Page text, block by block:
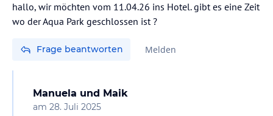
hallo, wir möchten vom 11.04.26 ins Hotel. gibt es eine Zeit
wo der Aqua Park geschlossen ist ?
Frage beantworten Melden
Manuela und Maik
am 28. Juli 2025